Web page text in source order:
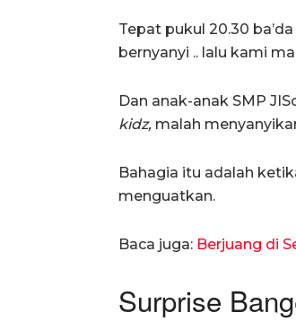
Tepat pukul 20.30
bernyanyi .. lalu kami
Dan anak-anak SMP
kidz, malah
Bahagia itu adalah
menguatkan.
Baca juga: Berjuang di
Surprise